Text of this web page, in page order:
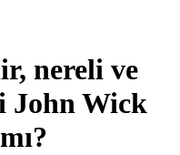
nereli ve
John Wick